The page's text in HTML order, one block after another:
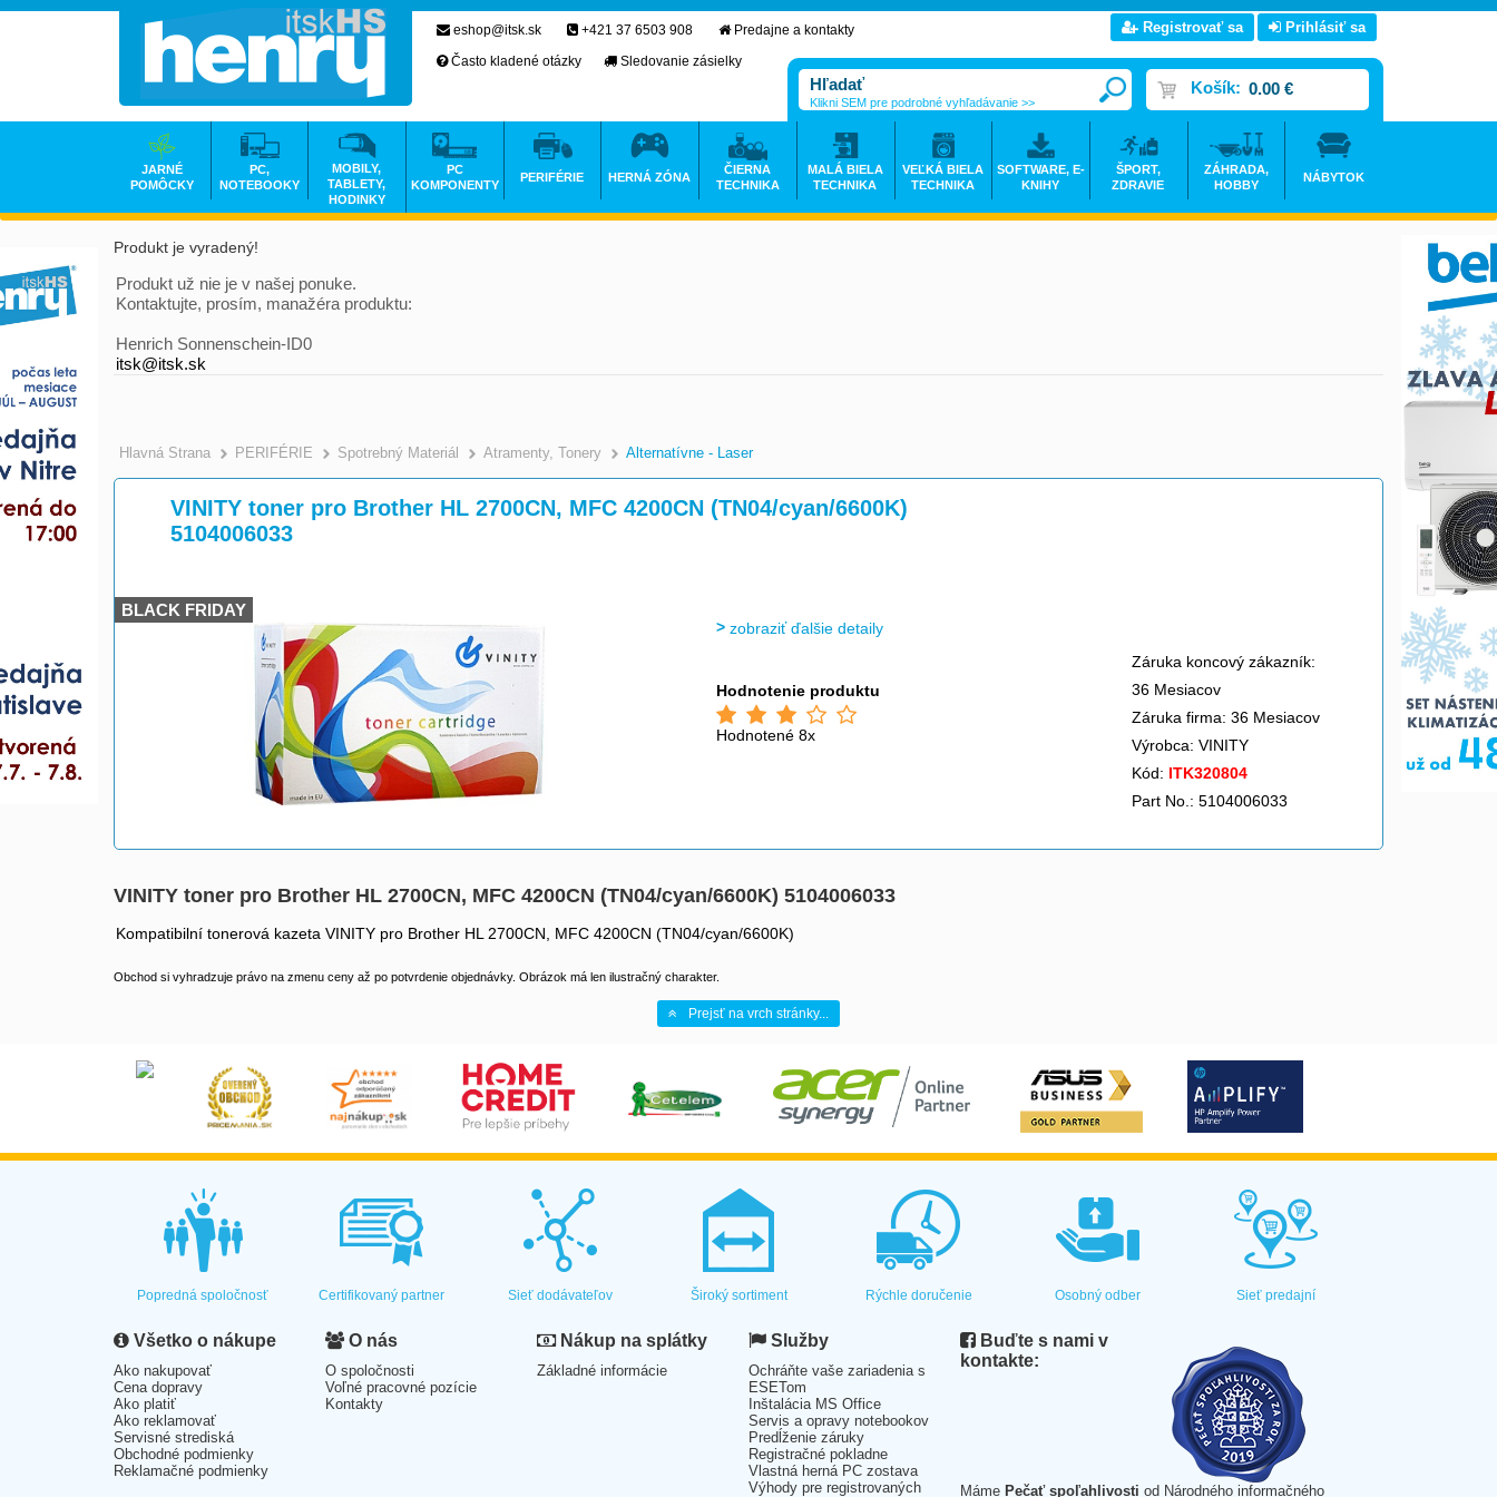
Produkt je vyradený!
Produkt už nie je v našej ponuke.
Kontaktujte, prosím, manažéra produktu:
Henrich Sonnenschein-ID0
itsk@itsk.sk
Hlavná Strana >
PERIFÉRIE >
Spotrebný Materiál >
Atramenty, Tonery >
Alternatívne - Laser
VINITY toner pro Brother HL 2700CN, MFC 4200CN (TN04/cyan/6600K)
5104006033
BLACK FRIDAY
zobraziť ďalšie detaily
Hodnotenie produktu
Hodnotené 8x
Záruka koncový zákazník:
36 Mesiacov
Záruka firma: 36 Mesiacov
Výrobca: VINITY
Kód: ITK320804
Part No.: 5104006033
VINITY toner pro Brother HL 2700CN, MFC 4200CN (TN04/cyan/6600K) 5104006033
Kompatibilní tonerová kazeta VINITY pro Brother HL 2700CN, MFC 4200CN (TN04/cyan/6600K)
Obchod si vyhradzuje právo na zmenu ceny až po potvrdenie objednávky. Obrázok má len ilustračný charakter.
Prejsť na vrch stránky...
eshop@itsk.sk +421 37 6503 908
Predajne a kontakty
Často kladené otázky
Sledovanie zásielky
Registrovať sa Prihlásiť sa
Košík: 0.00 €
Klikni SEM pre podrobné vyhľadávanie >>
JARNÉ
POMÔCKY
PC,
NOTEBOOKY
MOBILY,
TABLETY,
HODINKY
PC
KOMPONENTY
PERIFÉRIE HERNÁ ZÓNA
ČIERNA
TECHNIKA
MALÁ BIELA
TECHNIKA
VEĽKÁ BIELA
TECHNIKA
SOFTWARE, E-
KNIHY
ŠPORT,
ZDRAVIE
ZÁHRADA,
HOBBY
NÁBYTOK
Popredná spoločnosť Certifikovaný partner Sieť dodávateľov Široký sortiment Rýchle doručenie Osobný odber Sieť predajní
Všetko o nákupe
Ako nakupovať
Cena dopravy
Ako platiť
Ako reklamovať
Servisné strediská
Obchodné podmienky
Reklamačné podmienky
O nás
O spoločnosti
Voľné pracovné pozície
Kontakty
Nákup na splátky
Základné informácie
Služby
Ochráňte vaše zariadenia s
ESETom
Inštalácia MS Office
Servis a opravy notebookov
Predĺženie záruky
Registračné pokladne
Vlastná herná PC zostava
Výhody pre registrovaných
Buďte s nami v
kontakte:
Máme Pečať spoľahlivosti od Národného informačného